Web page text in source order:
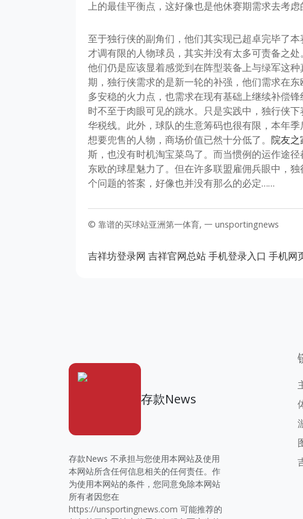
上的最佳平衡点，这好像也是他休赛期需求去考虑
至于独行侠的副角们，他们其实现已超卓完毕了
才调有限的人物球员，其实并没有太多可责备之
他们仍是应该显着感觉到在阵型装备上与绿军这
期，独行侠需求的是新一轮的补强，他们需求在
多安稳的火力点，也需求在现有基础上继续补偿
时不至于肉眼可见的跳水。只是实践中，独行侠
华税线。此外，球队的生意筹码也很有限，本年
想要兜售的人物，商场价值已然十分低了。 院友之
斯，也没有时机淘宝菜鸟了。而当惯例的运作途
东欧的球星魅力了。但在许多联盟雇佣兵眼中，
个问题的答案，好像也并没有那么的必定……
© 靠谱的买球站亚洲第一体育, 一 unsportingnews
吉祥坊登录网 吉祥官网总站手机登录入口 手机网
存款News
存款News 不承担与您使用本网站及使用
本网站所含任何信息相关的任何责任。作
为使用本网站的条件，您同意免除本网站
所有者因您在
https://unsportingnews.com 可能推荐的